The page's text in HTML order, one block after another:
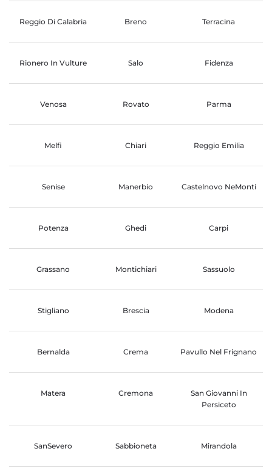
Reggio Di Calabria Breno Terracina
Rionero In Vulture Salo Fidenza
Venosa Rovato Parma
Melfi Chiari Reggio Emilia
Senise Manerbio Castelnovo NeMonti
Potenza Ghedi Carpi
Grassano Montichiari Sassuolo
Stigliano Brescia Modena
Bernalda Crema Pavullo Nel Frignano
Matera Cremona
San Giovanni In
Persiceto
SanSevero Sabbioneta Mirandola